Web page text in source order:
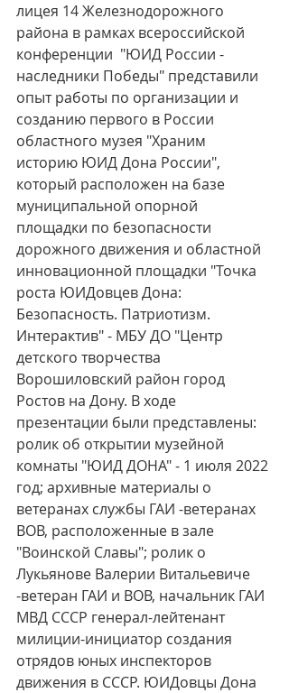
лицея 14 Железнодорожного
района в рамках всероссийской
конференции  "ЮИД России -
наследники Победы" представили
опыт работы по организации и
созданию первого в России
областного музея "Храним
историю ЮИД Дона России",
который расположен на базе
муниципальной опорной
площадки по безопасности
дорожного движения и областной
инновационной площадки "Точка
роста ЮИДовцев Дона:
Безопасность. Патриотизм.
Интерактив" - МБУ ДО "Центр
детского творчества
Ворошиловский район город
Ростов на Дону. В ходе
презентации были представлены:
ролик об открытии музейной
комнаты "ЮИД ДОНА" - 1 июля 2022
год; архивные материалы о
ветеранах службы ГАИ -ветеранах
ВОВ, расположенные в зале
"Воинской Славы"; ролик о
Лукьянове Валерии Витальевиче
-ветеран ГАИ и ВОВ, начальник ГАИ
МВД СССР генерал-лейтенант
милиции-инициатор создания
отрядов юных инспекторов
движения в СССР. ЮИДовцы Дона